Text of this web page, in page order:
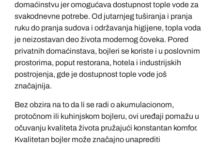
domaćinstvu jer omogućava dostupnost tople vode za
svakodnevne potrebe. Od jutarnjeg tuširanja i pranja
ruku do pranja sudova i održavanja higijene, topla voda
je neizostavan deo života modernog čoveka. Pored
privatnih domaćinstava, bojleri se koriste i u poslovnim
prostorima, poput restorana, hotela i industrijskih
postrojenja, gde je dostupnost tople vode još
značajnija.
Bez obzira na to da li se radi o akumulacionom,
protočnom ili kuhinjskom bojleru, ovi uređaji pomažu u
očuvanju kvaliteta života pružajući konstantan komfor.
Kvalitetan bojler može značajno unaprediti